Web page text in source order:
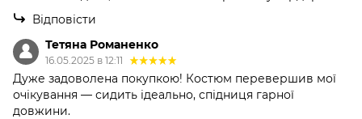
Відповісти
Тетяна Романенко
16.05.2025 в 12:11
Дуже задоволена покупкою! Костюм перевершив мої
очікування — сидить ідеально, спідниця гарної
довжини.